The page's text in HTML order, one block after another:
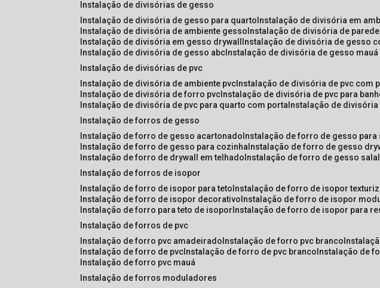
instalação de divisórias de gesso
instalação de divisória de gesso para quarto instalação de divisória em
instalação de divisória de ambiente gesso instalação de divisória de
instalação de divisória em gesso drywall
instalação de divisória de gesso
instalação de divisória de gesso abc instalação de divisória de gesso mauá
instalação de divisórias de pvc
instalação de divisória de ambiente pvc instalação de divisória de pvc com
instalação de divisória de forro pvc instalação de divisória de pvc para
instalação de divisória de pvc para quarto com porta instalação de
instalação de forros de gesso
instalação de forro de gesso acartonado instalação de forro de gesso para
instalação de forro de gesso para cozinha instalação de forro de gesso
instalação de forro de drywall em telhado instalação de forro de gesso sala
instalação de forros de isopor
instalação de forro de isopor para teto instalação de forro de isopor
instalação de forro de isopor decorativo instalação de forro de isopor
instalação de forro para teto de isopor instalação de forro de isopor para
instalação de forros de pvc
instalação de forro pvc amadeirado instalação de forro pvc branco
instalação de forro de pvc instalação de forro de pvc branco instalação de
instalação de forro pvc mauá
instalação de forros moduladores